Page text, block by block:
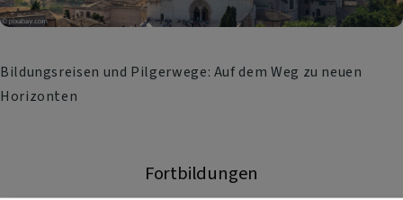
Bildungsreisen und Pilgerwege: Auf dem Weg zu neuen
Horizonten
Fortbildungen